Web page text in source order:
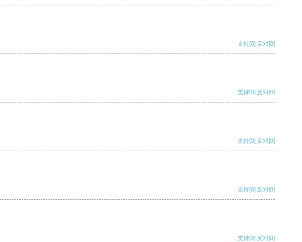
支持[0] 反对[0]
支持[0] 反对[0]
支持[0] 反对[0]
支持[0] 反对[0]
支持[0] 反对[0]